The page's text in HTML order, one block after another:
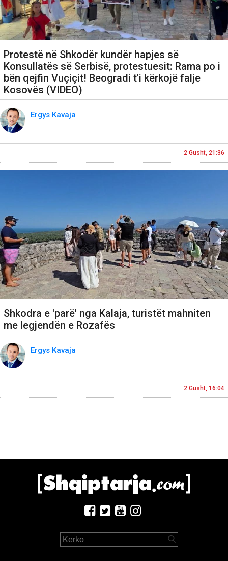
Protestë në Shkodër kundër hapjes së
Konsullatës së Serbisë, protestuesit: Rama po i
bën qejfin Vuçiçit! Beogradi t'i kërkojë falje
Kosovës (VIDEO)
Ergys Kavaja
2 Gusht, 21:36
Shkodra e 'parë' nga Kalaja, turistët mahniten
me legjendën e Rozafës
Ergys Kavaja
2 Gusht, 16:04